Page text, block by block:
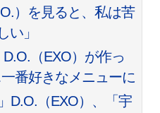
）を見ると、私は苦
い」
（EXO）が作っ
番好きなメニューに
D.O.（EXO）、「宇